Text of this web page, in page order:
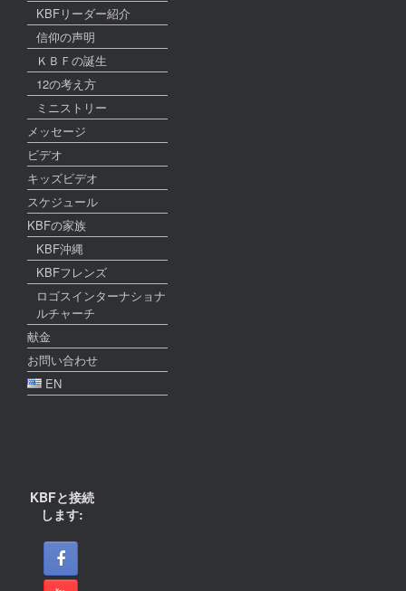
KBFリーダー紹介
信仰の声明
ＫＢＦの誕生
12の考え方
ミニストリー
メッセージ
ビデオ
キッズビデオ
スケジュール
KBFの家族
KBF沖縄
KBFフレンズ
ロゴスインターナショナ
ルチャーチ
献金
お問い合わせ
EN
KBFと接続
します: